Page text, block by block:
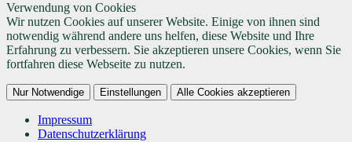
Verwendung von Cookies
Wir nutzen Cookies auf unserer Website. Einige von ihnen sind
notwendig während andere uns helfen, diese Website und Ihre
Erfahrung zu verbessern. Sie akzeptieren unsere Cookies, wenn Sie
fortfahren diese Webseite zu nutzen.
Nur Notwendige Einstellungen Alle Cookies akzeptieren
Impressum
Datenschutzerklärung